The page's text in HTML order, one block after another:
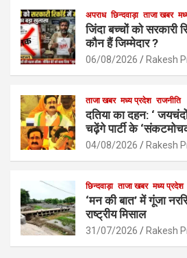
अपराध छिन्दवाड़ा ताजा खबर
जिंदा बच्चों को सरकारी
कौन हैं जिम्मेदार ?
06/08/2026 Rakesh
ताजा खबर मध्य प्रदेश राजनीति
दतिया का दहन: ‘
चढ़ेंगे पार्टी के
04/08/2026 Rakesh
छिन्दवाड़ा ताजा खबर मध्य प्रदेश
‘मन की बात’ में गूंजा
राष्ट्रीय मिसाल
31/07/2026 Rakesh